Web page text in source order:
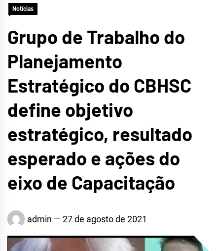
CRATEÚS
Notícias
Grupo de Trabalho do
Planejamento
Estratégico do CBHSC
define objetivo
estratégico, resultado
esperado e ações do
eixo de Capacitação
admin 27 de agosto de 2021